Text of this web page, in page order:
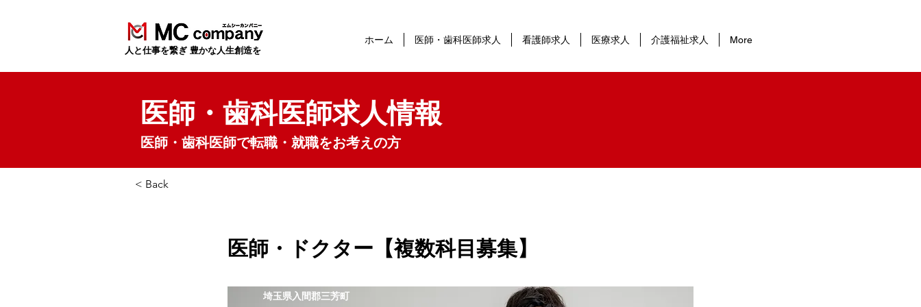
​人と仕事を繋ぎ 豊かな人生創造を
ホーム 医師・歯科医師求人 看護師求人 医療求人 介護福祉求人 More
医師・歯科医師求人情報
医師・歯科医師で転職・就職をお考えの方
< Back
医師・ドクター【複数科目募集】
埼玉県入間郡三芳町